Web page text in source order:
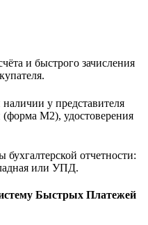
и быстрого зачисления
у представителя
(форма M2), удостоверения
отчетности:
или УПД.
Быстрых Платежей